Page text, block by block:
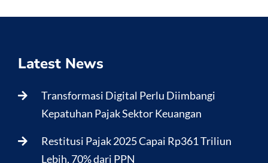
Latest News
Transformasi Digital Perlu Diimbangi
Kepatuhan Pajak Sektor Keuangan
Restitusi Pajak 2025 Capai Rp361 Triliun
Lebih, 70% dari PPN